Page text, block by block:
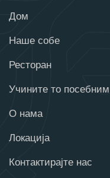
Дом
Наше собе
Ресторан
Учините то посебним
О нама
Локација
Контактирајте нас